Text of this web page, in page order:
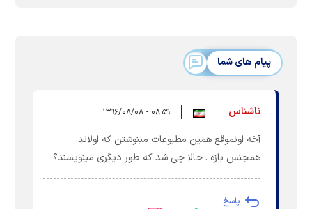
پیام های شما
ناشناس ۰۸:۵۹ - ۱۳۹۶/۰۸/۰۸
آخه اونموقع همین مطبوعات مینوشتن که اولاند
همجنس بازه . حالا چی شد که طور دیگری مینویسند؟
پاسخ